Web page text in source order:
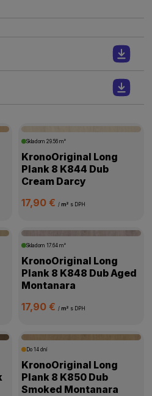
Skladom 29.56 m²
KronoOriginal Long
Plank 8 K844 Dub
Cream Darcy
17,90 € / m² s DPH
Skladom 17.64 m²
KronoOriginal Long
Plank 8 K848 Dub Aged
Montanara
17,90 € / m² s DPH
Do 14 dní
KronoOriginal Long
Plank 8 K850 Dub
Smoked Montanara